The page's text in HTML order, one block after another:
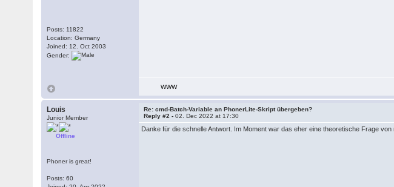
Posts: 11822
Location: Germany
Joined: 12. Oct 2003
Gender:
WWW
Louis
Junior Member
Offline
Phoner is great!
Posts: 60
Re: cmd-Batch-Variable an PhonerLite-Skript übergeben?
Reply #2 -02. Dec 2022 at 17:30
Danke für die schnelle Antwort. Im Moment war das eher eine theoretische Frage von